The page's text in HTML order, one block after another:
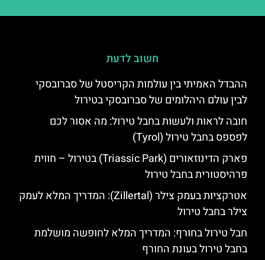
חשוב לדעת
ההבדל האמיתי בין עולמות הקריסטל של סברובסקי
לבין עולם היהלומים של סברובסקי בטירול
חובה לראות ולעשות בחבל טירול: מה אסור לכם
לפספס בחבל טירול (Tyrol)
פארק הדינוזאורים (Triassic Park) בטירול – חווית
פרהיסטורית בחבל טירול
אטרקציות בעמק צילר (Zillertal): המדריך המלא לעמק
צילר בחבל טירול
חבל טירול בחורף: המדריך המלא לחופשה מושלמת
בחבל טירול בעונת החורף